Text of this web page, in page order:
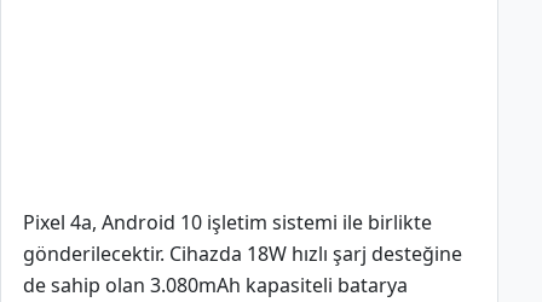
Pixel 4a, Android 10 işletim sistemi ile birlikte
gönderilecektir. Cihazda 18W hızlı şarj desteğine
de sahip olan 3.080mAh kapasiteli batarya